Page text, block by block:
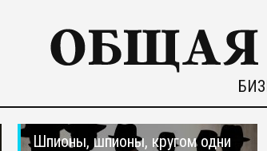
Шпионы, шпионы, кругом одни